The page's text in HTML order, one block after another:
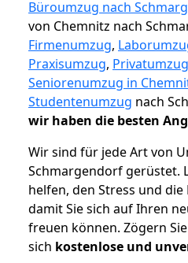
Büroumzug nach
von Chemnitz nach
Firmenumzug,
Praxisumzug,
Seniorenumzug in
Studentenumzug nach
wir haben die besten
Wir sind für jede Art von
Schmargendorf gerüstet.
helfen, den Stress und
damit Sie sich auf Ihren
freuen können. Zögern
sich kostenlose und